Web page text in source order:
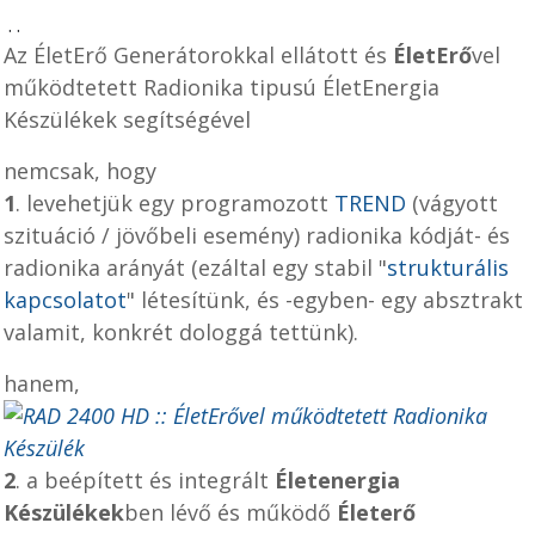
. .
Az ÉletErő Generátorokkal ellátott és ÉletErővel
működtetett Radionika tipusú ÉletEnergia
Készülékek segítségével
nemcsak, hogy
1. levehetjük egy programozott TREND (vágyott
szituáció / jövőbeli esemény) radionika kódját- és
radionika arányát (ezáltal egy stabil "strukturális
kapcsolatot" létesítünk, és -egyben- egy absztrakt
valamit, konkrét dologgá tettünk).
hanem,
2. a beépített és integrált Életenergia
Készülékekben lévő és működő Életerő